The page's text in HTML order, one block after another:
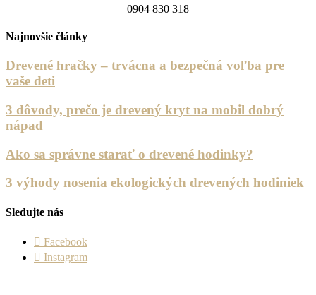
0904 830 318
Najnovšie články
Drevené hračky – trvácna a bezpečná voľba pre
vaše deti
3 dôvody, prečo je drevený kryt na mobil dobrý
nápad
Ako sa správne starať o drevené hodinky?
3 výhody nosenia ekologických drevených hodiniek
Sledujte nás
Facebook
Instagram